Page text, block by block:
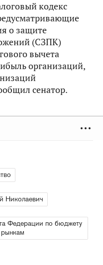
кодекс
о защите
(СЗПК)
вычета
организаций,
сенатор.
Николаевич
Федерации по бюджету